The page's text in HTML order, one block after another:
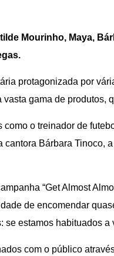
Mourinho, Maya, Bá
protagonizada por
vasta gama de produtos,
como o treinador de
cantora Bárbara Tinoco,
“Get Almost
de encomendar
se estamos habituados
com o público